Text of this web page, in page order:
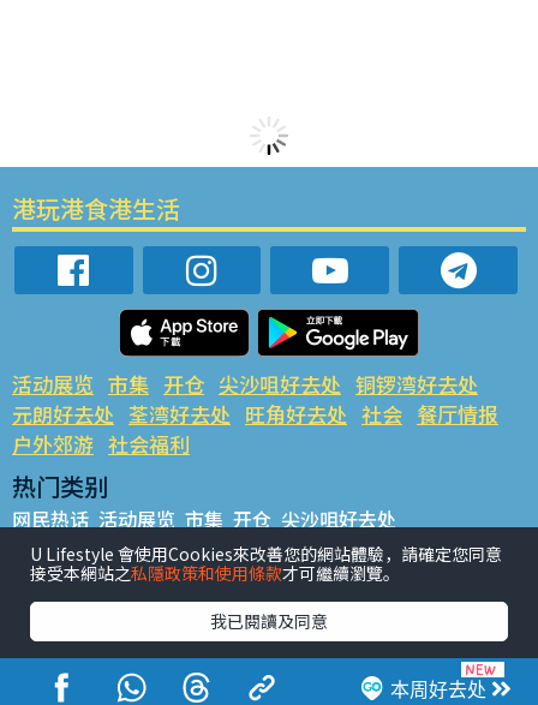
本周好去处
港玩港食港生活
活动展览 市集 开仓 尖沙咀好去处 铜锣湾好去处
元朗好去处 荃湾好去处 旺角好去处 社会 餐厅情报
户外郊游 社会福利
热门类别
网民热话 活动展览 市集 开仓 尖沙咀好去处
铜锣湾好去处 元朗好去处 荃湾好去处 旺角好去处 社会
餐厅情报 户外郊游
热门标签
#UGO揾好去处 #人气活动推介 #美食社群热话
#亲子玩乐好去处
#ULifestyle应用程式
#限时抢
U Lifestyle 會使用Cookies來改善您的網站體驗，請確定您同意
接受本網站之私隱政策和使用條款才可繼續瀏覽。
我已閱讀及同意